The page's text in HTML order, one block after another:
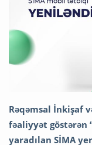
Rəqəmsal İnkişaf
fəaliyyət göstərən
yaradılan SİMA